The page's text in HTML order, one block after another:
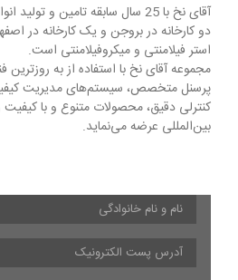
آقای نخ با 25 سال سابقه تامین و
دو کارخانه در بروجن و یک کارخانه در
استر فیلامنتی و میکروفیلامنتی است.
مجموعه آقای نخ با استفاده از به
پرسنل متخصص، سیستم‌های مدیریت
کنترلی دقیق، محصولات متنوع و با کیفیت
بین‌المللی عرضه می‌نماید.
نام
و
نام
خانوادگی * آدرس
پست